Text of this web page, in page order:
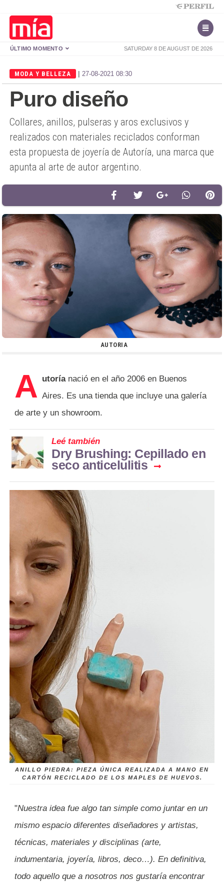
SATURDAY 8 DE AUGUST DE 2026
ÚLTIMO MOMENTO
MODA Y BELLEZA | 27-08-2021 08:30
Puro diseño
Collares, anillos, pulseras y aros exclusivos y
realizados con materiales reciclados conforman
esta propuesta de joyería de Autoría, una marca que
apunta al arte de autor argentino.
AUTORIA
A utoría nació en el año 2006 en Buenos
Aires. Es una tienda que incluye una galería
de arte y un showroom.
Leé también
Dry Brushing: Cepillado en
seco anticelulitis
ANILLO PIEDRA: PIEZA ÚNICA REALIZADA A MANO EN
CARTÓN RECICLADO DE LOS MAPLES DE HUEVOS.
"Nuestra idea fue algo tan simple como juntar en un
mismo espacio diferentes diseñadores y artistas,
técnicas, materiales y disciplinas (arte,
indumentaria, joyería, libros, deco…). En definitiva,
todo aquello que a nosotros nos gustaría encontrar